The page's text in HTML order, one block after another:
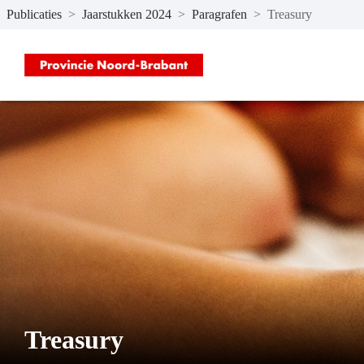
Naar hoofdinhoud
Publicaties > Jaarstukken 2024 > Paragrafen > Treasury
Treasury